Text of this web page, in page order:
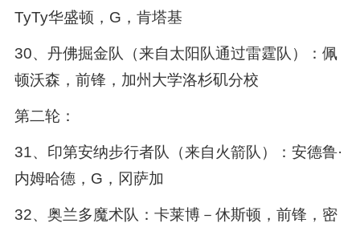
TyTy华盛顿，G，肯塔基
30、丹佛掘金队（来自太阳队通过雷霆队）：佩
顿沃森，前锋，加州大学洛杉矶分校
第二轮：
31、印第安纳步行者队（来自火箭队）：安德鲁·
内姆哈德，G，冈萨加
32、奥兰多魔术队：卡莱博－休斯顿，前锋，密